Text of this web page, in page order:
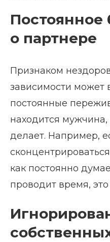
Постоянное
о партнере
Признаком
зависимости может
постоянные
находится
делает. Например,
как постоянно
проводит время,